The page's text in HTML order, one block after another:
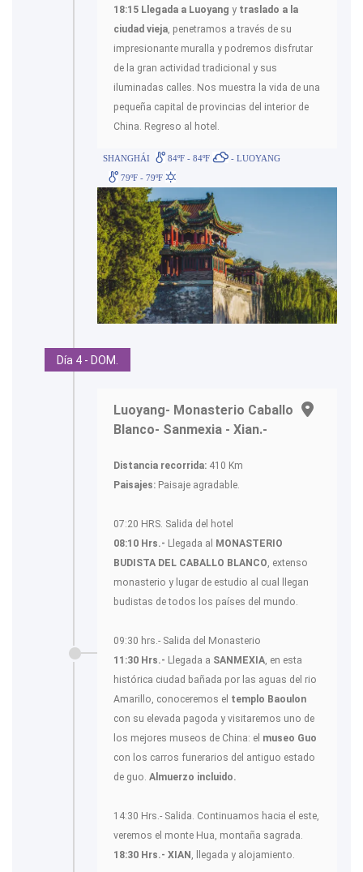
18:15 Llegada a Luoyang y traslado a la
ciudad vieja , penetramos a través de su
impresionante muralla y podremos disfrutar
de la gran actividad tradicional y sus
iluminadas calles. Nos muestra la vida de una
pequeña capital de provincias del interior de
China. Regreso al hotel.
SHANGHÁI 84ºF - 84ºF
- LUOYANG
79ºF - 79ºF
Día 4 - DOM.
Luoyang- Monasterio Caballo
Blanco- Sanmexia - Xian.-
Distancia recorrida: 410 Km
Paisajes: Paisaje agradable.
07:20 HRS. Salida del hotel
08:10 Hrs.- Llegada al MONASTERIO
BUDISTA DEL CABALLO BLANCO , extenso
monasterio y lugar de estudio al cual llegan
budistas de todos los países del mundo.
09:30 hrs.- Salida del Monasterio
11:30 Hrs.- Llegada a SANMEXIA , en esta
histórica ciudad bañada por las aguas del rio
Amarillo, conoceremos el templo Baoulon
con su elevada pagoda y visitaremos uno de
los mejores museos de China: el museo Guo
con los carros funerarios del antiguo estado
de guo. Almuerzo incluido.
14:30 Hrs.- Salida. Continuamos hacia el este,
veremos el monte Hua, montaña sagrada.
18:30 Hrs.- XIAN , llegada y alojamiento.